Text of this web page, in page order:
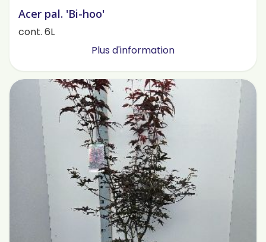
Acer pal. 'Bi-hoo'
cont. 6L
Plus d'information